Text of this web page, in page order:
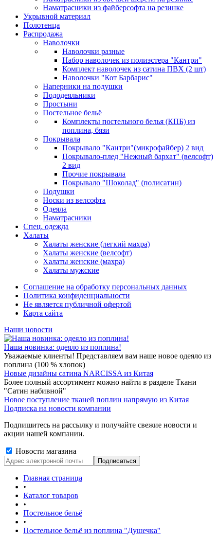
Наматрасники из файберсофта на резинке
Укрывной материал
Полотенца
Распродажа
Наволочки
Наволочки разные
Набор наволочек из полиэстера "Кантри"
Комплект наволочек из сатина ПВХ (2 шт)
Наволочки "Кот Барбарис"
Наперники на подушки
Пододеяльники
Простыни
Постельное бельё
Комплекты постельного белья (КПБ) из
поплина, бязи
Покрывала
Покрывало "Кантри"(микрофайбер) 2 вид
Покрывало-плед "Нежный бархат" (велсофт)
2 вид
Прочие покрывала
Покрывало "Шоколад" (полисатин)
Подушки
Носки из велсофта
Одеяла
Наматрасники
Спец. одежда
Халаты
Халаты женские (легкий махра)
Халаты женские (велсофт)
Халаты женские (махра)
Халаты мужские
Соглашение на обработку персональных данных
Политика конфиденциальности
Не является публичной офертой
Карта сайта
Наши новости
Наша новинка: одеяло из поплина!
Уважаемые клиенты! Представляем вам наше новое одеяло из
поплина (100 % хлопок)
Новые дизайны сатина NARCISSA из Китая
Более полный ассортимент можно найти в разделе Ткани
"Сатин набивной"
Новое поступление тканей поплин напрямую из Китая
Подписка на новости компании
Подпишитесь на рассылку и получайте свежие новости и
акции нашей компании.
Новости магазина
Главная страница
•
Каталог товаров
•
Постельное бельё
•
Постельное бельё из поплина "Душечка"